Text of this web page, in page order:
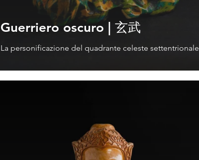
Guerriero oscuro | 玄武
La personificazione del quadrante celeste settentrionale